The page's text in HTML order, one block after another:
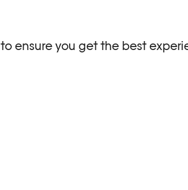
ensure you get the best